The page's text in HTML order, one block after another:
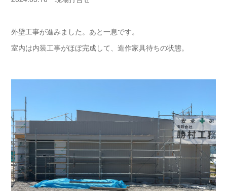
外壁工事が進みました。あと一息です。
室内は内装工事がほぼ完成して、造作家具待ちの状態。